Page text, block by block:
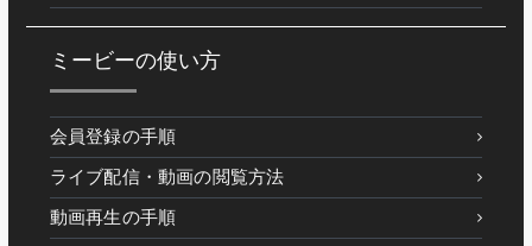
ミービーの使い方
会員登録の手順
ライブ配信・動画の閲覧方法
動画再生の手順